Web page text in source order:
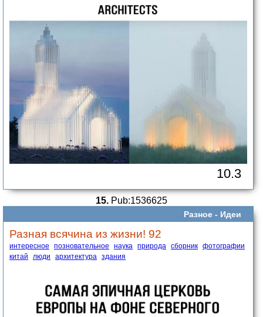
10.3
15. Pub:1536625
Разное - Идеи
Разная всячина из жизни! 92
интересное позновательное наука природа сборник фотографии
китай
люди архитектура здания